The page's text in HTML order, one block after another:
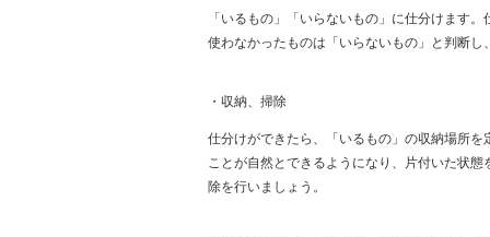
「いるもの」「いらないもの」に仕分けます
使わなかったものは「いらないもの」と判断
・収納、掃除
仕分けができたら、「いるもの」の収納場所
ことが自然とできるようになり、片付いた状
除を行いましょう。